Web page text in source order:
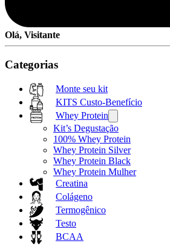
Olá, Visitante
Categorias
Monte seu kit
KITS Custo-Benefício
Whey Protein
Kit’s Degustação
100% Whey Protein
Whey Protein Silver
Whey Protein Black
Whey Protein Mulher
Creatina
Colágeno
Termogênico
Testo
BCAA